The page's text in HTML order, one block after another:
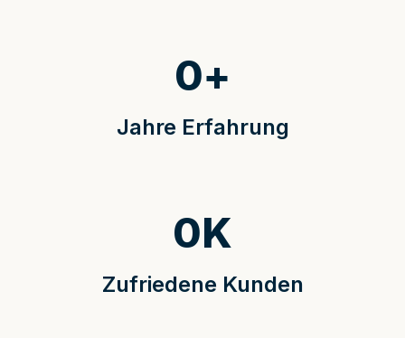
Jahre Erfahrung
0+
Zufriedene Kunden
0K